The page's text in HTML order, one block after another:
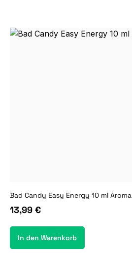
Bad Candy Easy Energy 10 ml Aroma
13,99 €
In den Warenkorb